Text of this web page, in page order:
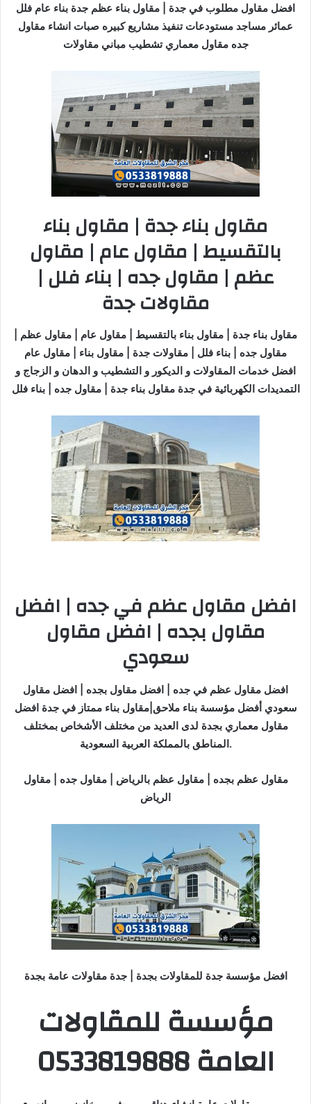
افضل مقاول مطلوب في جدة | مقاول بناء عظم جدة بناء عام فلل
عمائر مساجد مستودعات تنفيذ مشاريع كبيره صبات انشاء مقاول
جده مقاول معماري تشطيب مباني مقاولات
مقاول بناء جدة | مقاول بناء
بالتقسيط | مقاول عام | مقاول
عظم | مقاول جده | بناء فلل |
مقاولات جدة
مقاول بناء جدة | مقاول بناء بالتقسيط | مقاول عام | مقاول عظم |
مقاول جده | بناء فلل | مقاولات جدة | مقاول بناء | مقاول عام
افضل خدمات المقاولات و الديكور و التشطيب و الدهان و الزجاج و
التمديدات الكهربائية في جدة مقاول بناء جدة | مقاول جده | بناء فلل
افضل مقاول عظم في جده | افضل
مقاول بجده | افضل مقاول
سعودي
افضل مقاول عظم في جده | افضل مقاول بجده | افضل مقاول
سعودي أفضل مؤسسة بناء ملاحق|مقاول بناء ممتاز في جدة افضل
مقاول معماري بجدة لدى العديد من مختلف الأشخاص بمختلف
المناطق بالمملكة العربية السعودية.
مقاول عظم بجده | مقاول عظم بالرياض | مقاول جده | مقاول
الرياض
افضل مؤسسة جدة للمقاولات بجدة | جدة مقاولات عامة بجدة
مؤسسة للمقاولات
العامة 0533819888